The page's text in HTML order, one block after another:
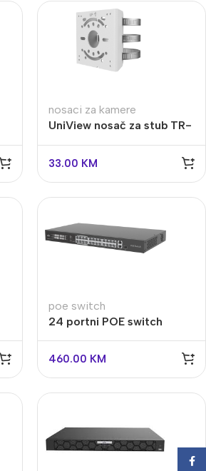
nosaci za kamere
UniView nosač za stub TR-
33.00 KM
poe switch
24 portni POE switch
24T1GT1GC-POE-IN
460.00 KM